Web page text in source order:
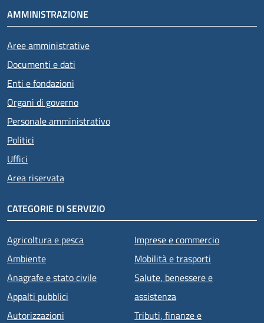
AMMINISTRAZIONE
Aree amministrative
Documenti e dati
Enti e fondazioni
Organi di governo
Personale amministrativo
Politici
Uffici
Area riservata
CATEGORIE DI SERVIZIO
Agricoltura e pesca
Ambiente
Anagrafe e stato civile
Appalti pubblici
Autorizzazioni
Imprese e commercio
Mobilità e trasporti
Salute, benessere e
assistenza
Tributi, finanze e